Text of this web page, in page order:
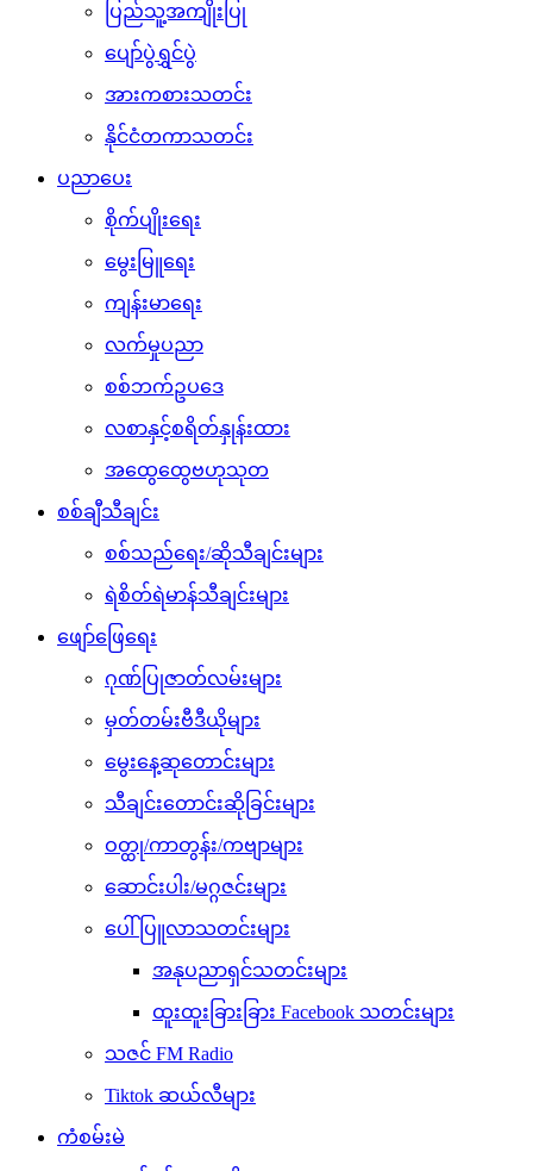
ပြည်သူ့အကျိုးပြု
ပျော်ပွဲရွှင်ပွဲ
အားကစားသတင်း
နိုင်ငံတကာသတင်း
ပညာပေး
စိုက်ပျိုးရေး
မွေးမြူရေး
ကျန်းမာရေး
လက်မှုပညာ
စစ်ဘက်ဥပဒေ
လစာနှင့်စရိတ်နှုန်းထား
အထွေထွေဗဟုသုတ
စစ်ချီသီချင်း
စစ်သည်ရေး/ဆိုသီချင်းများ
ရဲစိတ်ရဲမာန်သီချင်းများ
ဖျော်ဖြေရေး
ဂုဏ်ပြုဇာတ်လမ်းများ
မှတ်တမ်းဗီဒီယိုများ
မွေးနေ့ဆုတောင်းများ
သီချင်းတောင်းဆိုခြင်းများ
ဝတ္ထု/ကာတွန်း/ကဗျာများ
ဆောင်းပါး/မဂ္ဂဇင်းများ
ပေါ်ပြူလာသတင်းများ
အနုပညာရှင်သတင်းများ
ထူးထူးခြားခြား Facebook သတင်းများ
သဇင် FM Radio
Tiktok ဆယ်လီများ
ကံစမ်းမဲ